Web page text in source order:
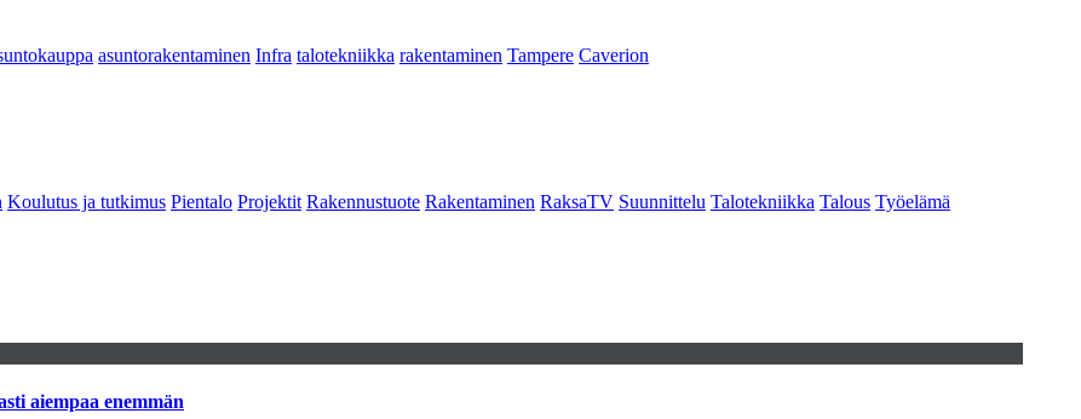
asuntorakentaminen Infra talotekniikka rakentaminen Tampere Caverion
Koulutus ja tutkimus Pientalo Projektit Rakennustuote Rakentaminen RaksaTV Suunnittelu Talotekniikka Talous Työelämä
aiempaa enemmän